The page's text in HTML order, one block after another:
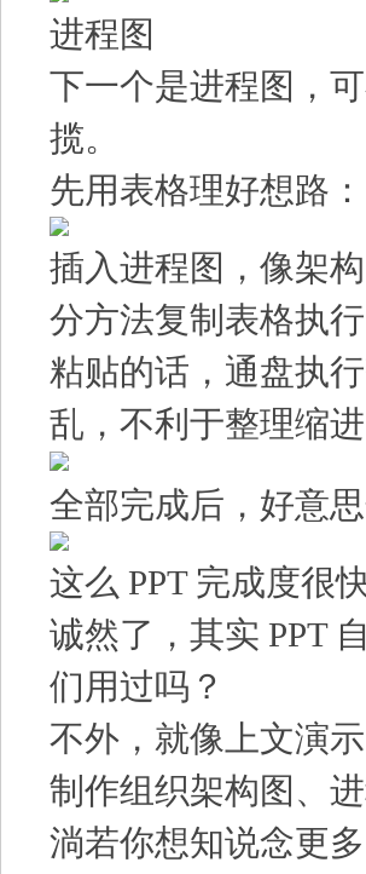
进程图
下一个是进程图，
揽。
先用表格理好想路：
插入进程图，像架
分方法复制表格执
粘贴的话，通盘执
乱，不利于整理缩进
全部完成后，好意思
这么 PPT 完成度很
诚然了，其实 PPT
们用过吗？
不外，就像上文演
制作组织架构图、
淌若你想知说念更